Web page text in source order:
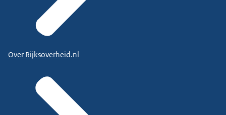
Over Rijksoverheid.nl